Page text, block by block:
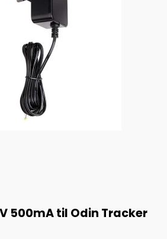
500mA til Odin Tracker